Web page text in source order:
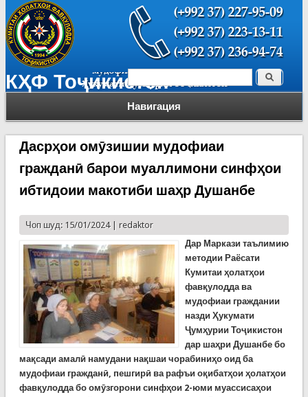
КҲФ Тоҷикистон
Навигация
Форма поиска Поиск
Дасрҳои омӯзишии мудофиаи
гражданӣ барои муаллимони синфҳои
ибтидоии макотиби шаҳр Душанбе
Чоп шуд: 15/01/2024 | redaktor
Дар Маркази таълимию
методии Раёсати
Кумитаи ҳолатҳои
фавқулодда ва
мудофиаи граждании
назди Ҳукумати
Ҷумҳурии Тоҷикистон
дар шаҳри Душанбе бо
мақсади амалӣ намудани нақшаи чорабиниҳо оид ба
мудофиаи гражданӣ, пешгирӣ ва рафъи оқибатҳои ҳолатҳои
фавқулодда бо омӯзгорони синфҳои 2-юми муассисаҳои